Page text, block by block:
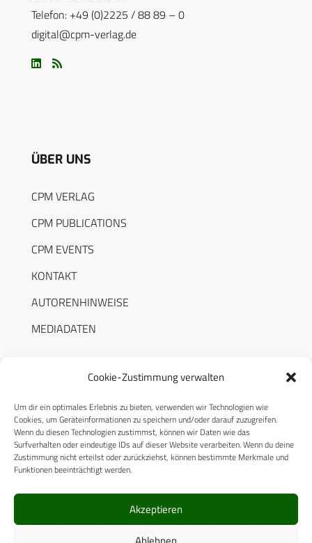
Cookie-Zustimmung verwalten
Um dir ein optimales Erlebnis zu bieten, verwenden wir Technologien wie
Cookies, um Geräteinformationen zu speichern und/oder darauf zuzugreifen.
Wenn du diesen Technologien zustimmst, können wir Daten wie das
Surfverhalten oder eindeutige IDs auf dieser Website verarbeiten. Wenn du deine
Zustimmung nicht erteilst oder zurückziehst, können bestimmte Merkmale und
Funktionen beeinträchtigt werden.
Akzeptieren
Telefon: +49 (0)2225 / 88 89 – 0
digital@cpm-verlag.de
ÜBER UNS
CPM VERLAG
CPM PUBLICATIONS
CPM EVENTS
KONTAKT
AUTORENHINWEISE
MEDIADATEN
RECHTLICHES
Datenschutzerklärung
Cookie-Richtlinie (EU)